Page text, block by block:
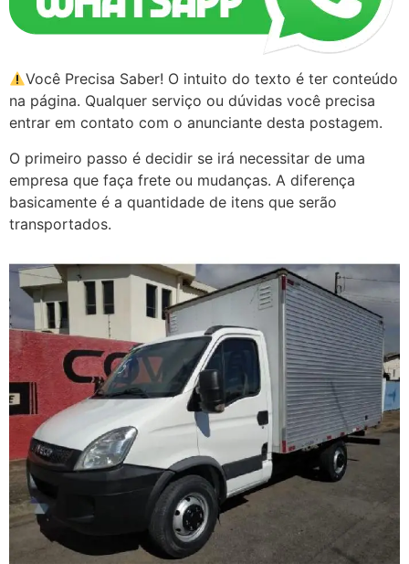
Você Precisa Saber! O intuito do texto é ter conteúdo
na página. Qualquer serviço ou dúvidas você precisa
entrar em contato com o anunciante desta postagem.
O primeiro passo é decidir se irá necessitar de uma
empresa que faça frete ou mudanças. A diferença
basicamente é a quantidade de itens que serão
transportados.